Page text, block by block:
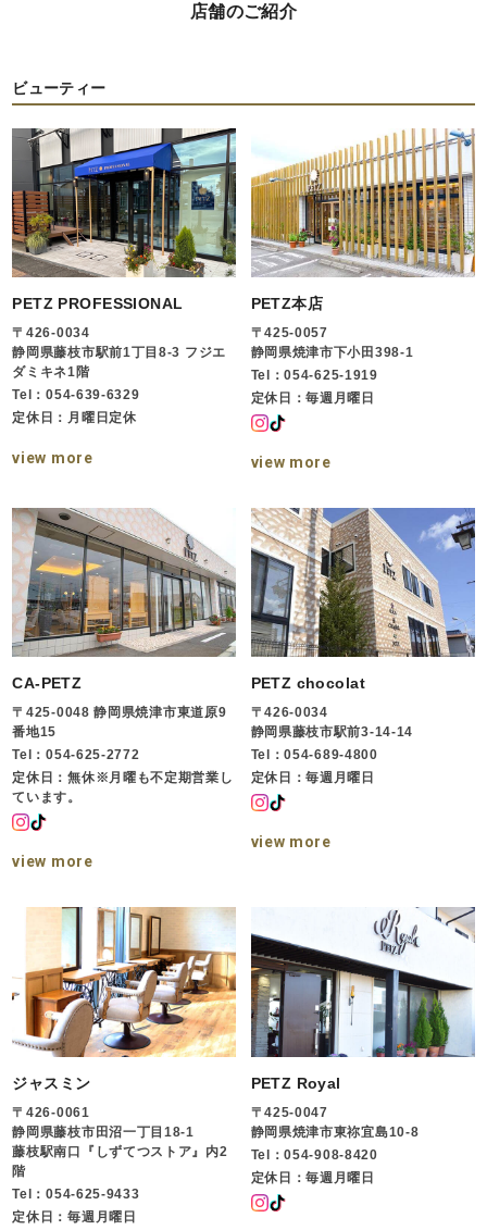
店舗のご紹介
ビューティー
PETZ PROFESSIONAL
〒426-0034
静岡県藤枝市駅前1丁目8-3 フジエ
ダミキネ1階
Tel：054-639-6329
定休日：月曜日定休
view more
PETZ本店
〒425-0057
静岡県焼津市下小田398-1
Tel：054-625-1919
定休日：毎週月曜日
view more
CA-PETZ
〒425-0048 静岡県焼津市東道原9
番地15
Tel：054-625-2772
定休日：無休※月曜も不定期営業し
ています。
view more
PETZ chocolat
〒426-0034
静岡県藤枝市駅前3-14-14
Tel：054-689-4800
定休日：毎週月曜日
view more
ジャスミン
〒426-0061
静岡県藤枝市田沼一丁目18-1
藤枝駅南口『しずてつストア』内2
階
Tel：054-625-9433
定休日：毎週月曜日
PETZ Royal
〒425-0047
静岡県焼津市東祢宜島10-8
Tel：054-908-8420
定休日：毎週月曜日